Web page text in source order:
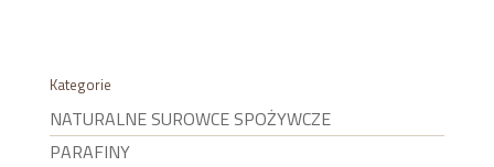
Kategorie
NATURALNE SUROWCE SPOŻYWCZE
PARAFINY